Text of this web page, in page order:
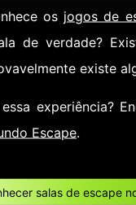
os jogos de
de verdade?
existe
experiência?
Escape.
salas de escape
TOCHA na parede.
use as duas pedras.
fundo (à esquerda).
DE PEDRA. Use-a no
no alto da caverna.
esquerda). Pegue o
(à esquerda).